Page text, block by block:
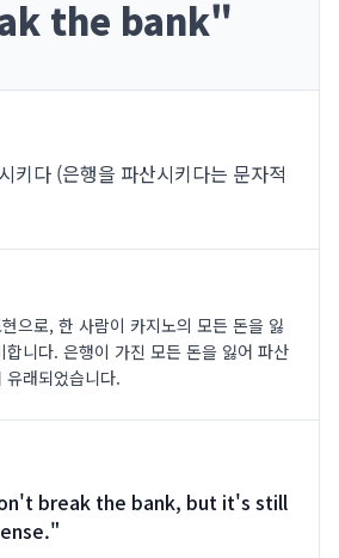
the bank"
키다 (은행을 파산시키다는 문자적
으로, 한 사람이 카지노의 모든 돈을 잃
합니다. 은행이 가진 모든 돈을 잃어 파산
래되었습니다.
break the bank, but it's still
"